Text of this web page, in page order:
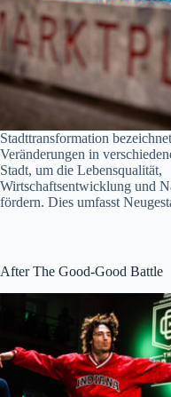
Stadttransformation
Veränderungen in
Stadt, um die Lebensqualität,
Wirtschaftsentwicklung und
fördern. Dies umfasst
After The Good-Good Battle